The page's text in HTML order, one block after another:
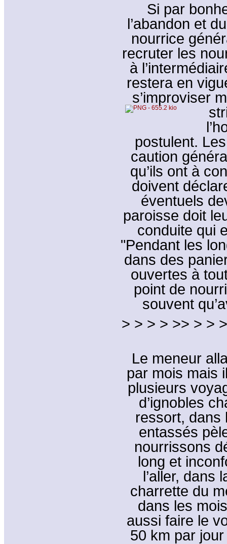
Si par
l’abandon et
nourrice
recruter les
à
restera en
s’improviser
postulent.
caution
qu’ils ont à
doivent
éventuels
paroisse doit
conduite qui
"Pendant les
dans des
ouvertes à
point de
souvent
> > > > >> > >
Le meneur
par mois mais
plusieurs
d’ignobles
ressort, dans
entassés
nourrissons
long et
l’aller, dans
charrette du
dans les
aussi faire le
50 km par